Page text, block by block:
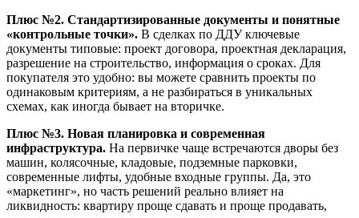
Плюс №2. Стандартизированные документы и понятные
«контрольные точки». В сделках по ДДУ ключевые
документы типовые: проект договора, проектная декларация,
разрешение на строительство, информация о сроках. Для
покупателя это удобно: вы можете сравнить проекты по
одинаковым критериям, а не разбираться в уникальных
схемах, как иногда бывает на вторичке.
Плюс №3. Новая планировка и современная
инфраструктура. На первичке чаще встречаются дворы без
машин, колясочные, кладовые, подземные парковки,
современные лифты, удобные входные группы. Да, это
«маркетинг», но часть решений реально влияет на
ликвидность: квартиру проще сдавать и проще продавать,